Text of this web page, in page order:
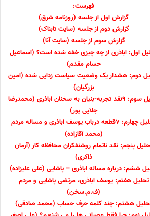
فهرست:
گزارش اول از جلسه (روزنامه شرق)
گزارش دوم از جلسه (سایت تابناک)
گزارش سوم از جلسه (سایت آنا)
اول: اباذری از چه چیزی خفه شده است؟ (اسماعیل
حسام مقدم)
دوم: هشدار یک وضعیت سیاست زدایی شده (امین
بزرگیان)
تحلیل سوم: ۹نقد تجربه-بنیان به سخنان اباذری (محمدرضا
جلایی پور)
تحلیل چهارم: ۷قطعه درباب یوسف اباذری و مساله مردم
(محمد آقازاده)
پنجم: نقد ناتمام روشنفکران محافظه کار (آرمان
ذاکری)
ششم: درباره مساله اباذری – پاشایی (علی علیزاده)
تحلیل هفتم: یوسف اباذری، مرتضی پاشایی و مردم
(ف.م.سخن)
هشتم: چند کلمه حرف حساب (محمد صادقی)